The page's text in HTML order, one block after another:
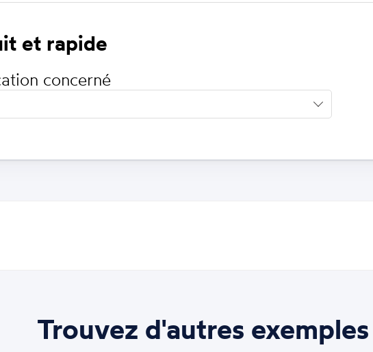
et rapide
concerné
Trouvez d'autres exemples